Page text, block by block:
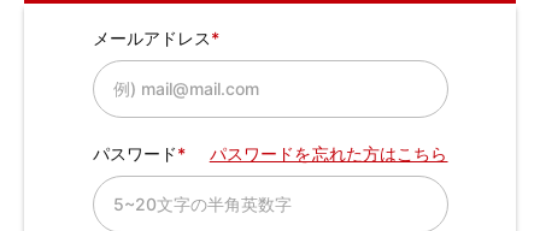
メールアドレス
パスワード パスワードを忘れた方はこちら